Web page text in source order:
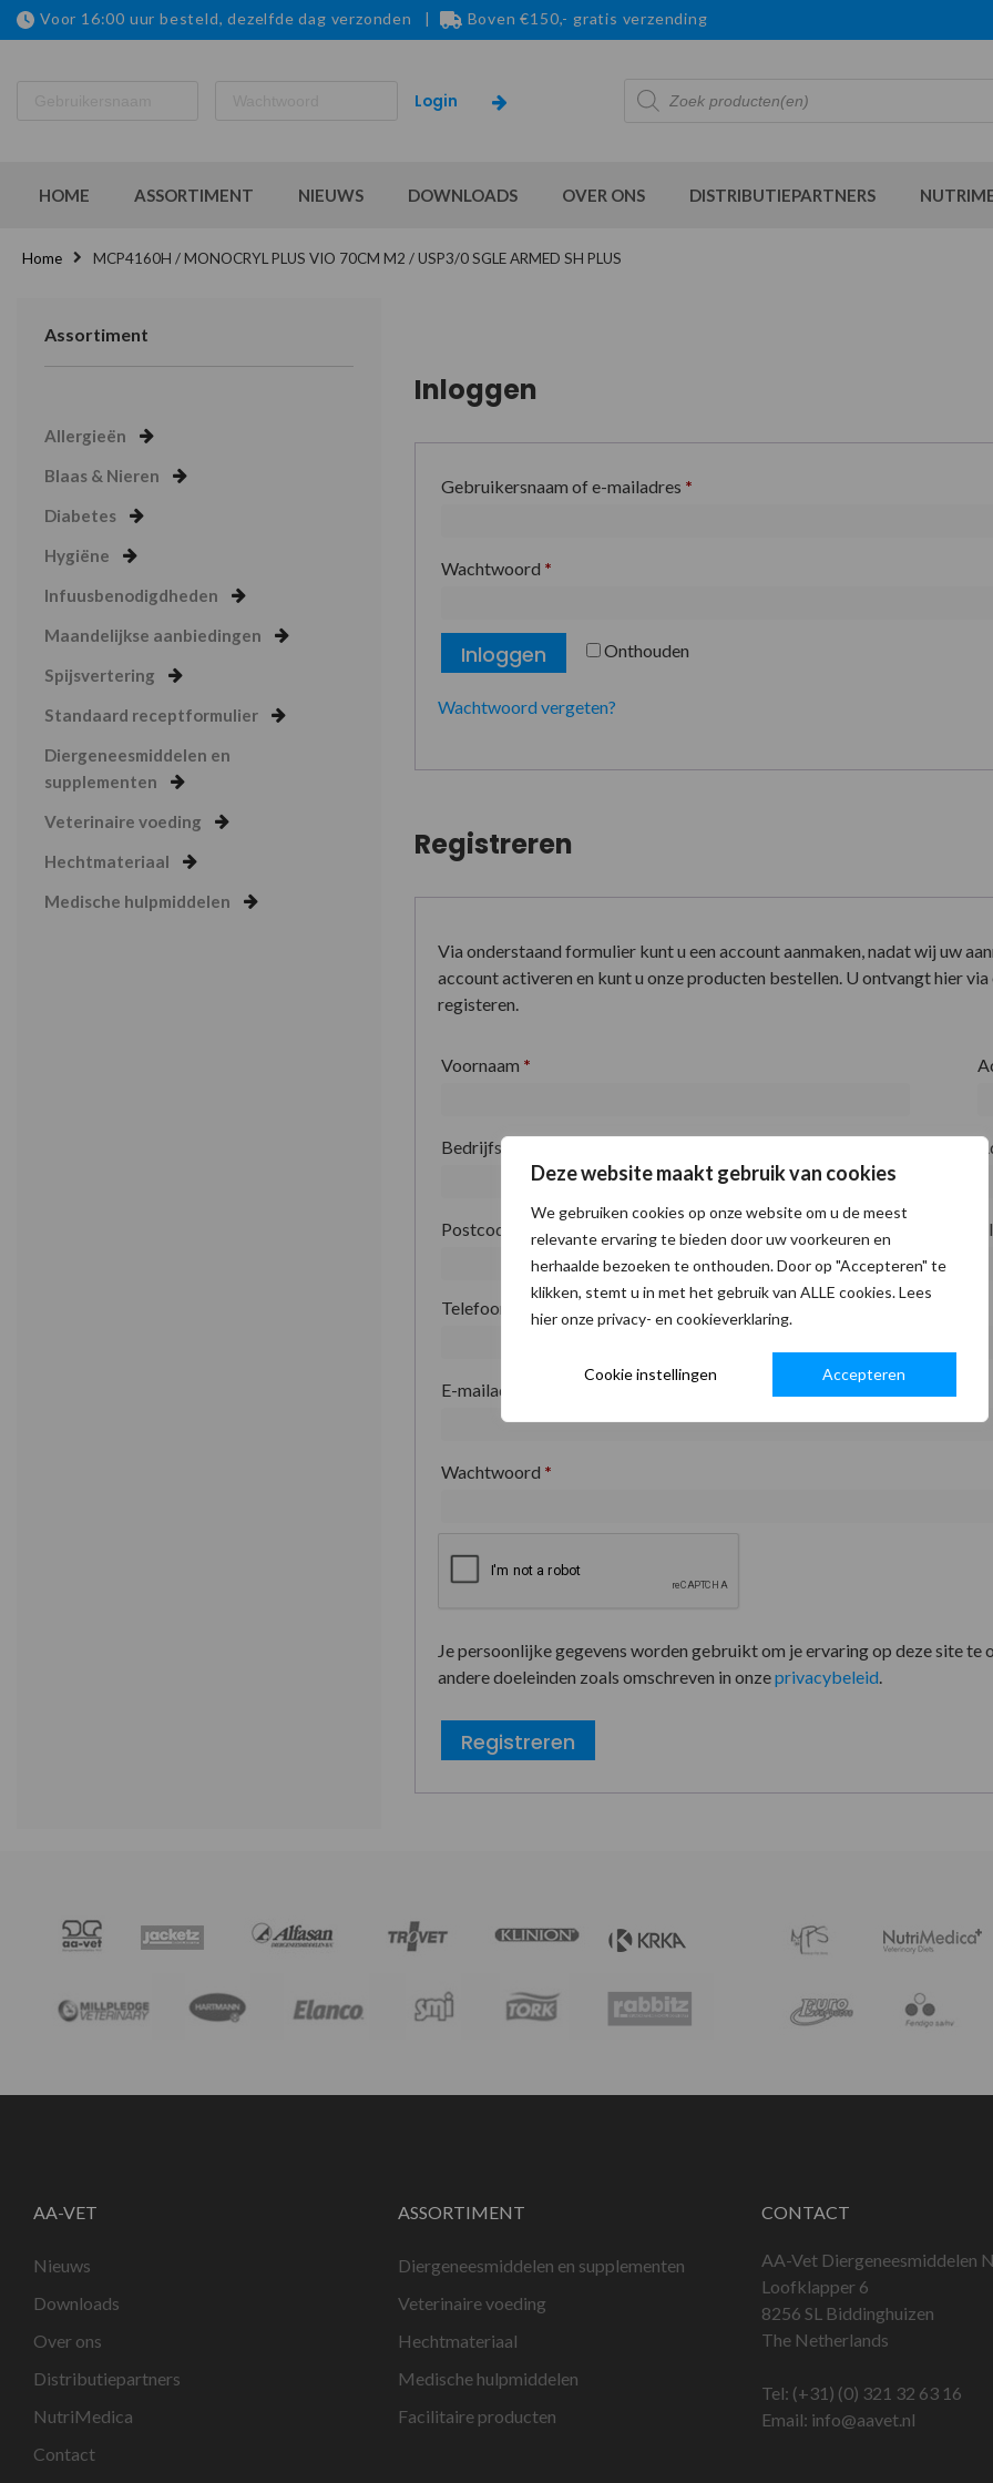
Deze website maakt gebruik van cookies
We gebruiken cookies op onze website om u de meest
relevante ervaring te bieden door uw voorkeuren en
herhaalde bezoeken te onthouden. Door op "Accepteren" te
klikken, stemt u in met het gebruik van ALLE cookies. Lees
hier onze privacy- en cookieverklaring.
Cookie instellingen Accepteren
Voor 16:00 uur besteld, dezelfde dag verzonden | Boven €150,- gratis verzending
Producten
zoeken
HOME ASSORTIMENT NIEUWS DOWNLOADS OVER ONS DISTRIBUTIEPARTNERS
Home MCP4160H / MONOCRYL PLUS VIO 70CM M2 / USP3/0 SGLE ARMED SH PLUS
Assortiment
Allergieën
Blaas & Nieren
Diabetes
Hygiëne
Infuusbenodigdheden
Maandelijkse aanbiedingen
Spijsvertering
Standaard receptformulier
Diergeneesmiddelen en
supplementen
Veterinaire voeding
Hechtmateriaal
Medische hulpmiddelen
Inloggen
Gebruikersnaam of e-mailadres *
Wachtwoord *
Onthouden
Inloggen
Wachtwoord vergeten?
Registreren
Via onderstaand formulier kunt u een account aanmaken, nadat wij uw
account activeren en kunt u onze producten bestellen. U ontvangt hier
registeren.
Voornaam *
Bedrijfsnaam
Postcode
Telefoon
E-mailadres
Wachtwoord *
Je persoonlijke gegevens worden gebruikt om je ervaring op deze site
andere doeleinden zoals omschreven in onzeprivacybeleid
Registreren
AA-VET
Nieuws
Downloads
Over ons
Distributiepartners
NutriMedica
Contact
ASSORTIMENT
Diergeneesmiddelen en supplementen
Veterinaire voeding
Hechtmateriaal
Medische hulpmiddelen
Facilitaire producten
CONTACT
AA-Vet Diergeneesmiddelen
Loofklapper 6
8256 SL Biddinghuizen
The Netherlands
Tel: (+31) (0) 321 32 63 16
Email: info@aavet.nl